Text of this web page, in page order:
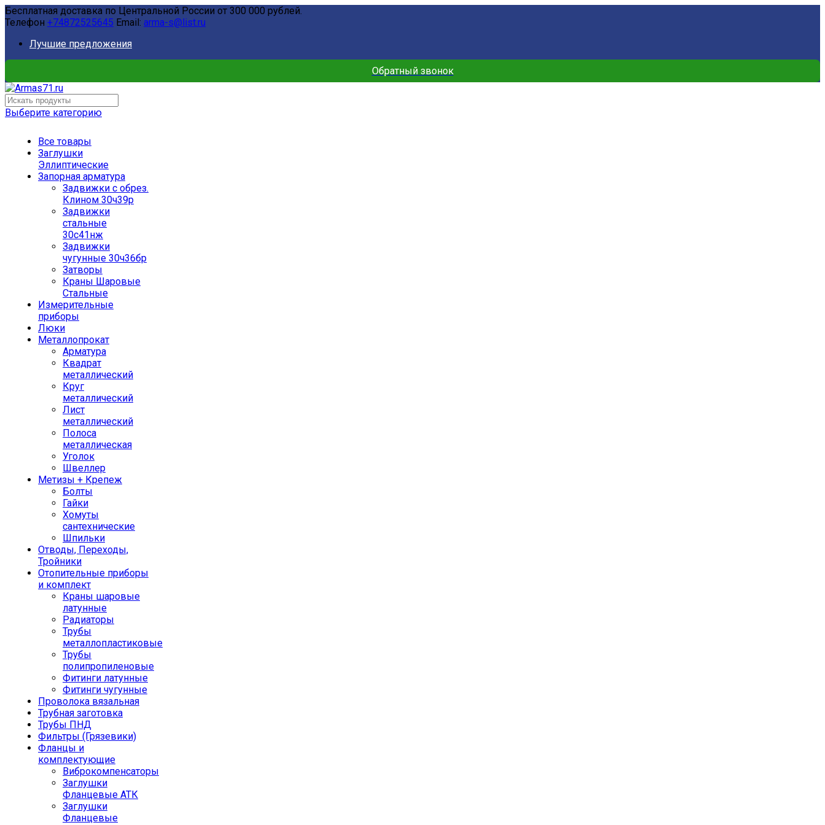
Бесплатная доставка по Центральной России от 300 000 рублей.
Телефон +74872525645 Email: arma-s@list.ru
Лучшие предложения
Обратный звонок
Выберите категорию
Все товары
Заглушки
Эллиптические
Запорная арматура
Задвижки с обрез.
Клином 30ч39р
Задвижки
стальные
30с41нж
Задвижки
чугунные 30ч36бр
Затворы
Краны Шаровые
Стальные
Измерительные
приборы
Люки
Металлопрокат
Арматура
Квадрат
металлический
Круг
металлический
Лист
металлический
Полоса
металлическая
Уголок
Швеллер
Метизы + Крепеж
Болты
Гайки
Хомуты
сантехнические
Шпильки
Отводы, Переходы,
Тройники
Отопительные приборы
и комплект
Краны шаровые
латунные
Радиаторы
Трубы
металлопластиковые
Трубы
полипропиленовые
Фитинги латунные
Фитинги чугунные
Проволока вязальная
Трубная заготовка
Трубы ПНД
Фильтры (Грязевики)
Фланцы и
комплектующие
Виброкомпенсаторы
Заглушки
Фланцевые АТК
Заглушки
Фланцевые